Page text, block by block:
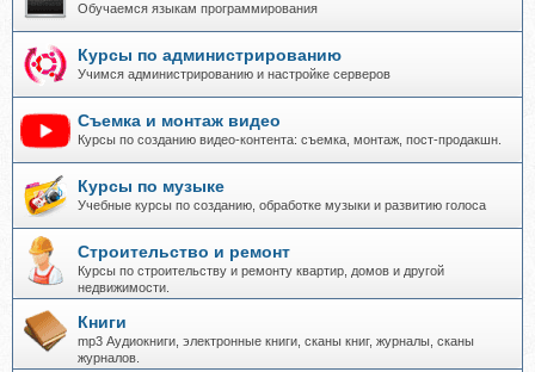
Обучаемся языкам программирования
Курсы по администрированию
Учимся администрированию и настройке серверов
Съемка и монтаж видео
Курсы по созданию видео-контента: съемка, монтаж, пост-продакшн.
Курсы по музыке
Учебные курсы по созданию, обработке музыки и развитию голоса
Строительство и ремонт
Курсы по строительству и ремонту квартир, домов и другой
недвижимости.
Книги
mp3 Аудиокниги, электронные книги, сканы книг, журналы, сканы
журналов.